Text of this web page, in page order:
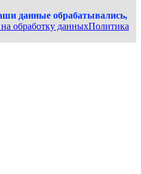
данные обрабатывались,
обработку данныхПолитика